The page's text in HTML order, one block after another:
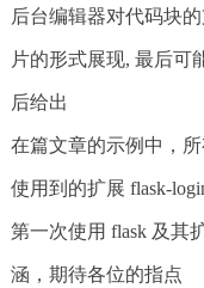
后台编辑器对代码块
片的形式展现, 最后可
后给出
在篇文章的示例中，
使用到的扩展 flask-
第一次使用 flask 及其
涵，期待各位的指点